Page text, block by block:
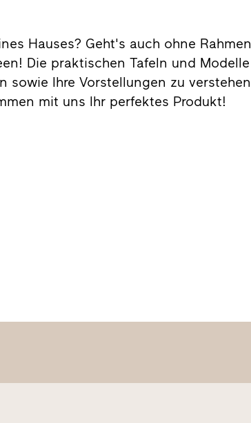
Hauses? Geht's auch ohne
Die praktischen Tafeln und
sowie Ihre Vorstellungen zu
mit uns Ihr perfektes Produkt!